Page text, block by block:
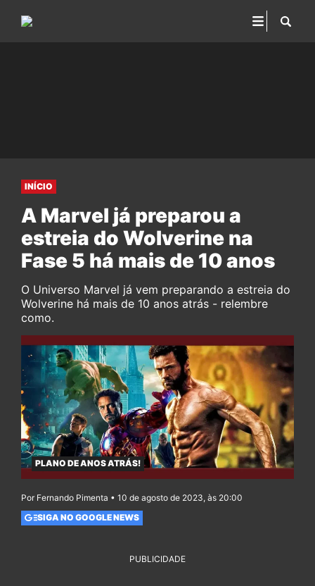
INÍCIO
A Marvel já preparou a
estreia do Wolverine na
Fase 5 há mais de 10 anos
O Universo Marvel já vem preparando a estreia do
Wolverine há mais de 10 anos atrás - relembre
como.
PLANO DE ANOS ATRÁS!
Por Fernando Pimenta • 10 de agosto de 2023, às 20:00
SIGA NO GOOGLE NEWS
PUBLICIDADE